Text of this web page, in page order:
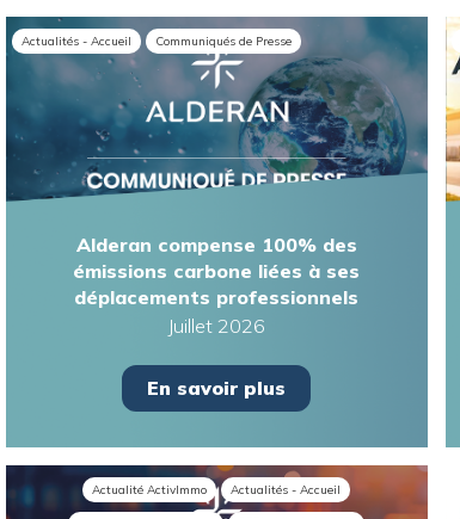
Actualités - Accueil Communiqués de Presse
Alderan compense 100% des
émissions carbone liées à ses
déplacements professionnels
Juillet 2026
En savoir plus
Actualité ActivImmo Actualités - Accueil